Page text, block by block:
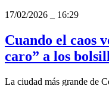
17/02/2026
16:29
Cuando el caos
caro” a los
La ciudad más grande de